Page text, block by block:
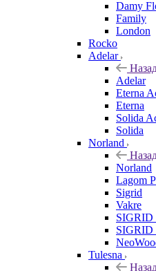
Damy
Family
London
Rocko
Adelar
Adelar
Eterna
Eterna
Solida
Solida
Norland
Norland
Lagom
Sigrid
Vakre
SIGRID
SIGRID
Tulesna